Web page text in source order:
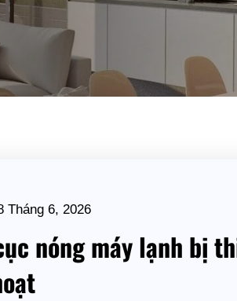
Tháng 6, 2026
nóng máy lạnh bị